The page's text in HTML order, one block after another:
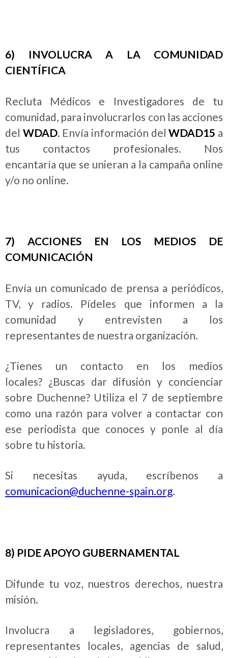
6) INVOLUCRA A LA COMUNIDAD
CIENTÍFICA
Recluta Médicos e Investigadores de tu
comunidad, para involucrarlos con las acciones
del WDAD. Envía información delWDAD15 a
tus contactos profesionales. Nos
encantaría que se unieran a la campaña online
y/o no online.
7) ACCIONES EN LOS MEDIOS DE
COMUNICACIÓN
Envía un comunicado de prensa a periódicos,
TV, y radios. Pídeles que informen a la
comunidad y entrevisten a los
representantes de nuestra organización.
¿Tienes un contacto en los medios
locales? ¿Buscas dar difusión y concienciar
sobre Duchenne? Utiliza el 7 de septiembre
como una razón para volver a contactar con
ese periodista que conoces y ponle al día
sobre tu historia.
Si necesitas ayuda, escríbenos a
comunicacion@duchenne-spain.org.
8) PIDE APOYO GUBERNAMENTAL
Difunde tu voz, nuestros derechos, nuestra
misión.
Involucra a legisladores, gobiernos,
representantes locales, agencias de salud,